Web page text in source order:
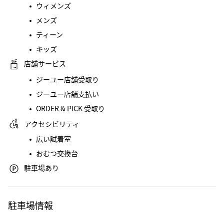
ウィメンズ
メンズ
ティーン
キッズ
店舗サービス
ジーユー店舗受取り
ジーユー店舗支払い
ORDER & PICK 受取り
アクセシビリティ
広い試着室
おむつ交換台
駐車場あり
駐車場情報